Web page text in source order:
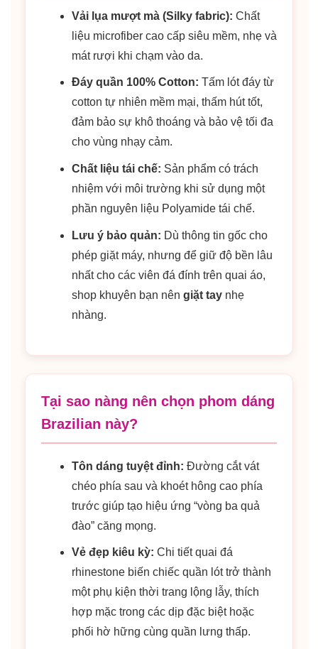
Vải lụa mượt mà (Silky fabric): Chất
liệu microfiber cao cấp siêu mềm, nhẹ và
mát rượi khi chạm vào da.
Đáy quần 100% Cotton: Tấm lót đáy từ
cotton tự nhiên mềm mại, thấm hút tốt,
đảm bảo sự khô thoáng và bảo vệ tối đa
cho vùng nhạy cảm.
Chất liệu tái chế: Sản phẩm có trách
nhiệm với môi trường khi sử dụng một
phần nguyên liệu Polyamide tái chế.
Lưu ý bảo quản: Dù thông tin gốc cho
phép giặt máy, nhưng để giữ độ bền lâu
nhất cho các viên đá đính trên quai áo,
shop khuyên bạn nên giặt taynhẹ
nhàng.
Tại sao nàng nên chọn phom dáng
Brazilian này?
Tôn dáng tuyệt đỉnh: Đường cắt vát
chéo phía sau và khoét hông cao phía
trước giúp tạo hiệu ứng “vòng ba quả
đào” căng mọng.
Vẻ đẹp kiêu kỳ: Chi tiết quai đá
rhinestone biến chiếc quần lót trở thành
một phụ kiện thời trang lộng lẫy, thích
hợp mặc trong các dịp đặc biệt hoặc
phối hờ hững cùng quần lưng thấp.